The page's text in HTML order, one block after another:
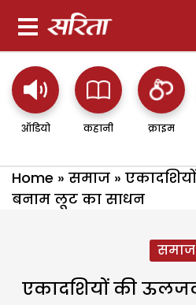
ऑडियो कहानी क्राइम
Home » समाज »
बनाम लूट का साधन
समाज
एकादशियों की